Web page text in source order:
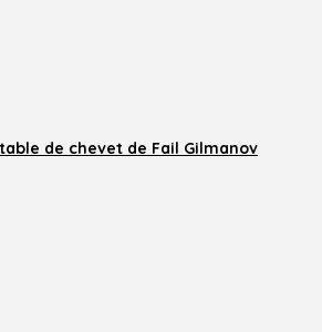
de chevet de Fail Gilmanov